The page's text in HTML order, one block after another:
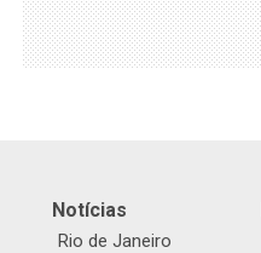
Notícias
Rio de Janeiro